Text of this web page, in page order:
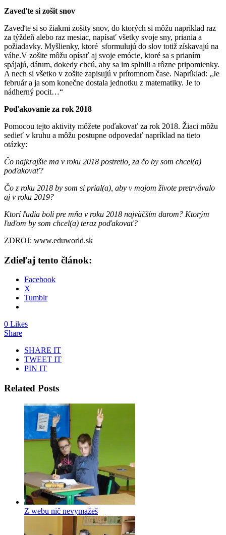
Zaveďte si zošit snov
Zaveďte si so žiakmi zošity snov, do ktorých si môžu napríklad raz
za týždeň alebo raz mesiac, napísať všetky svoje sny, priania a
požiadavky. Myšlienky, ktoré sformulujú do slov totiž získavajú na
váhe.V zošite môžu opísať aj svoje emócie, ktoré sa s prianím
spájajú, dátum, dokedy chcú, aby sa im splnili a rôzne pripomienky.
A nech si všetko v zošite zapisujú v prítomnom čase. Napríklad: „Je
február a ja som konečne dostala jednotku z matematiky. Je to
nádherný pocit…“
Poďakovanie za rok 2018
Pomocou tejto aktivity môžete poďakovať za rok 2018. Žiaci môžu
sedieť v kruhu a môžu postupne odpovedať napríklad na tieto
otázky:
Čo najkrajšie ma v roku 2018 postretlo, za čo by som chcel(a)
poďakovať?
Čo z roku 2018 by som si prial(a), aby v mojom živote pretrvávalo
aj v roku 2019?
Ktorí ľudia boli pre mňa v roku 2018 najväčším darom? Ktorým
ľuďom by som chcel(a) teraz poďakovať?
ZDROJ: www.eduworld.sk
Zdieľaj tento článok:
Facebook
X
Tumblr
0 Likes
Share
SHARE IT
TWEET IT
PIN IT
Related Posts
Z webu nič nevymažeš